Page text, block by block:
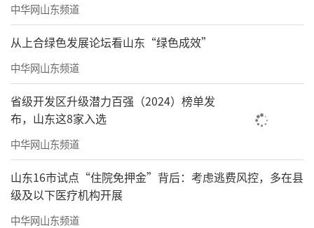
中华网山东频道
从上合绿色发展论坛看山东“绿色成效”
中华网山东频道
省级开发区升级潜力百强（2024）榜单发
布，山东这8家入选
中华网山东频道
山东16市试点“住院免押金”背后：考虑逃费风控，多在县
级及以下医疗机构开展
中华网山东频道